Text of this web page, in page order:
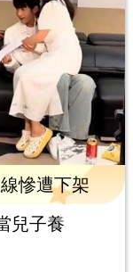
慘遭下架
兒子養